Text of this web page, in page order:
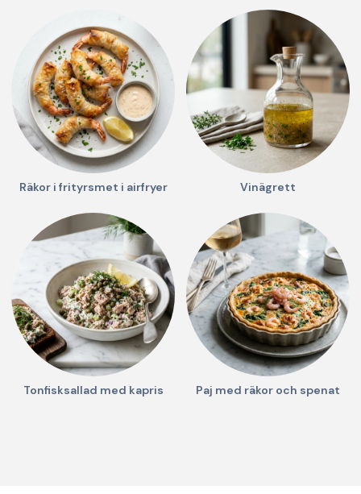
Räkor i frityrsmet i airfryer Vinägrett
Tonfisksallad med kapris Paj med räkor och spenat